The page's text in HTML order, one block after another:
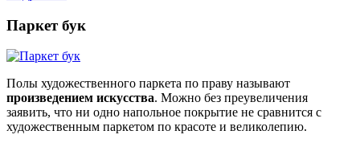
Паркет бук
Полы художественного паркета по праву называют
произведением искусства. Можно без преувеличения
заявить, что ни одно напольное покрытие не сравнится с
художественным паркетом по красоте и великолепию.